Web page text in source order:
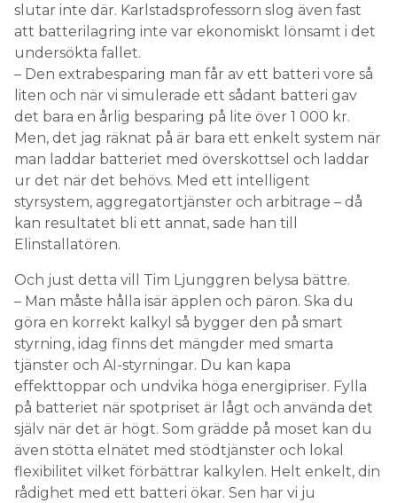
slutar inte där. Karlstadsprofessorn slog även fast
att batterilagring inte var ekonomiskt lönsamt i det
undersökta fallet.
– Den extrabesparing man får av ett batteri vore så
liten och när vi simulerade ett sådant batteri gav
det bara en årlig besparing på lite över 1 000 kr.
Men, det jag räknat på är bara ett enkelt system när
man laddar batteriet med överskottsel och laddar
ur det när det behövs. Med ett intelligent
styrsystem, aggregatortjänster och arbitrage – då
kan resultatet bli ett annat, sade han till
Elinstallatören.
Och just detta vill Tim Ljunggren belysa bättre.
– Man måste hålla isär äpplen och päron. Ska du
göra en korrekt kalkyl så bygger den på smart
styrning, idag finns det mängder med smarta
tjänster och AI-styrningar. Du kan kapa
effekttoppar och undvika höga energipriser. Fylla
på batteriet när spotpriset är lågt och använda det
själv när det är högt. Som grädde på moset kan du
även stötta elnätet med stödtjänster och lokal
flexibilitet vilket förbättrar kalkylen. Helt enkelt, din
rådighet med ett batteri ökar. Sen har vi ju